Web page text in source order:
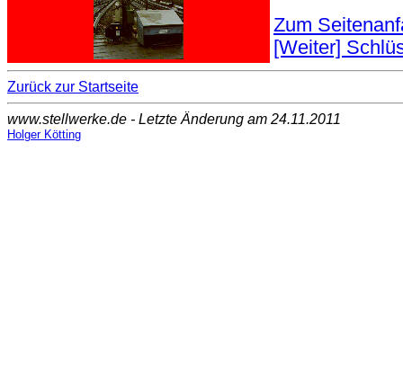
Zum
[Weiter]
Zurück zur Startseite
www.stellwerke.de - Letzte Änderung am 24.11.2011
Holger Kötting